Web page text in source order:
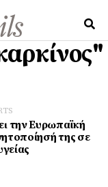
την Ευρωπαϊκή
της σε